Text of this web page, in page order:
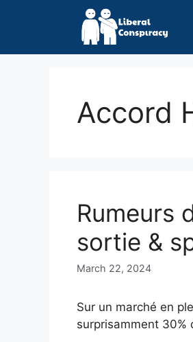
Accord
Rumeurs
sortie &
March 22, 2024
Sur un marché en
surprisamment